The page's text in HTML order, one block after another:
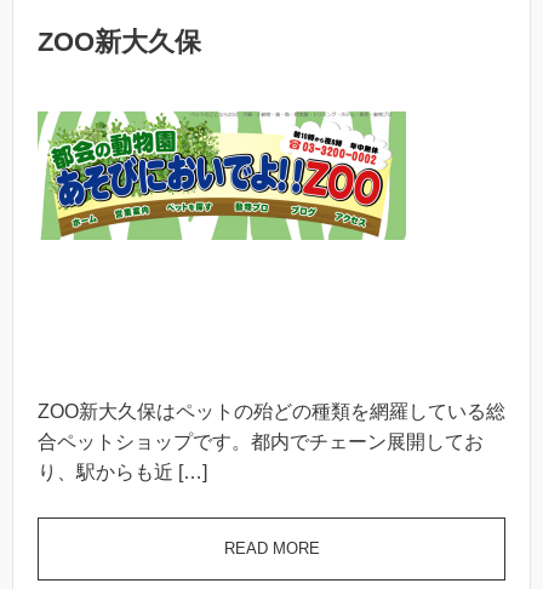
ZOO新大久保
ZOO新大久保はペットの殆どの種類を網羅している総
合ペットショップです。都内でチェーン展開してお
り、駅からも近 […]
READ MORE